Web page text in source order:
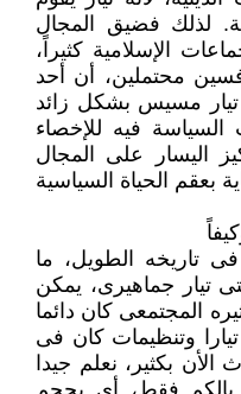
لذلك فضيق المجال
الإسلامية كثيراً،
محتملين، أن أحد
مسيس بشكل زائد
فيه للإخصاء
اليسار على المجال
بعقم الحياة السياسية
تاريخه الطويل، ما
تيار جماهيرى، يمكن
المجتمعى كان دائما
وتنظيمات كان فى
بكثير، نعلم جيدا